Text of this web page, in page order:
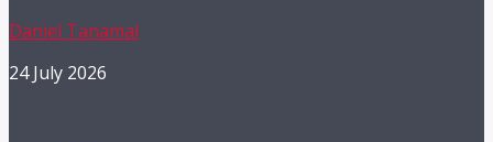
Daniel Tanamal
24 July 2026